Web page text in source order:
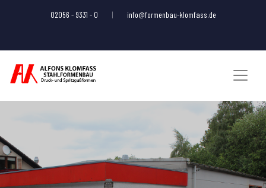
02056 - 9331 - 0 | info@formenbau-klomfass.de